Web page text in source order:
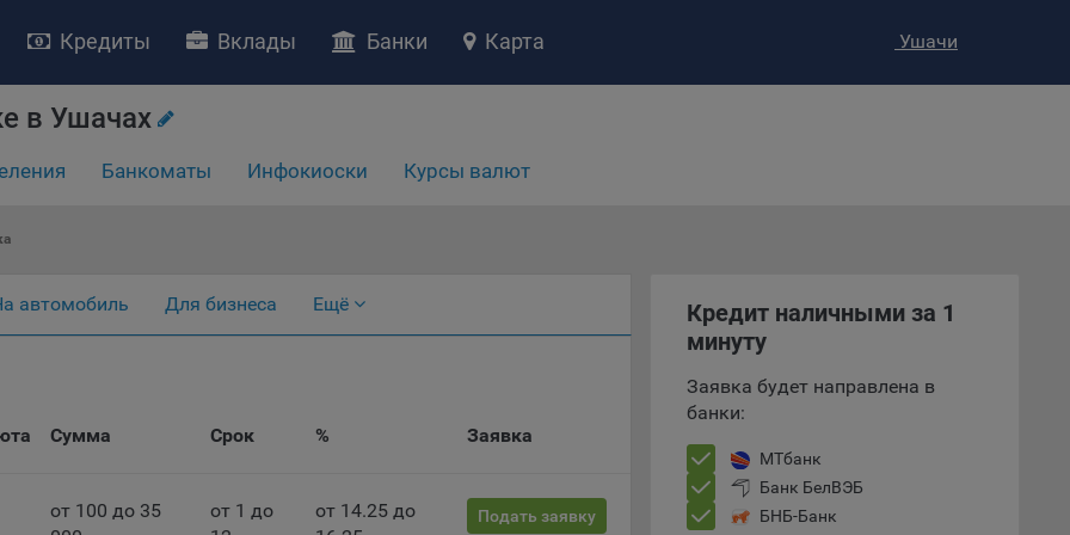
с ограниченной ответственностью «Майфин» (далее –
особое внимание защите персональных данных при их обработке и
данных, предусмотренных статьей 17 Закона Республики
Ушачи
Кредиты Вклады Банки Карта
в Ушачах
Банкоматы Инфокиоски Курсы валют
автомобиль Для бизнеса Ещё
Сумма Срок % Заявка
от 100 до 35
от 1 до
от 14.25 до
Подать заявку
Кредит наличными за 1
минуту
Заявка будет направлена в
банки:
МТбанк
Банк БелВЭБ
БНБ-Банк